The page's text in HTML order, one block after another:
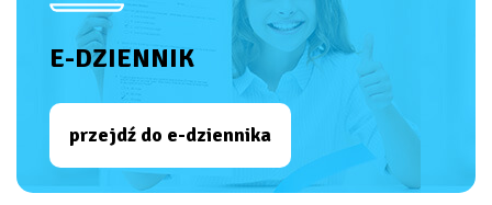
E-DZIENNIK
przejdź do e-dziennika